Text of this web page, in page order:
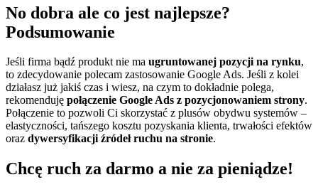
No dobra ale co jest najlepsze?
Podsumowanie
Jeśli firma bądź produkt nie ma ugruntowanej pozycji na rynku,
to zdecydowanie polecam zastosowanie Google Ads. Jeśli z kolei
działasz już jakiś czas i wiesz, na czym to dokładnie polega,
rekomenduję połączenie Google Ads z pozycjonowaniem strony.
Połączenie to pozwoli Ci skorzystać z plusów obydwu systemów –
elastyczności, tańszego kosztu pozyskania klienta, trwałości efektów
oraz dywersyfikacji źródeł ruchu na stronie.
Chcę ruch za darmo a nie za pieniądze!